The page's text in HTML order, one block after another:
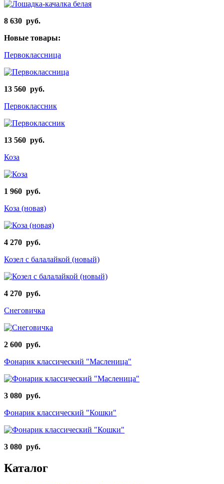
8 630 руб.
Новые товары:
Первоклассница
13 560 руб.
Первоклассник
13 560 руб.
Коза
1 960 руб.
Коза (новая)
4 270 руб.
Козел с балалайкой (новый)
4 270 руб.
Снеговичка
2 600 руб.
Фонарик классический "Масленица"
3 080 руб.
Фонарик классический "Кошки"
3 080 руб.
Каталог